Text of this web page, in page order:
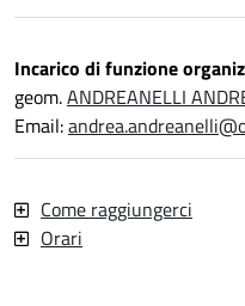
Incarico di funzione
geom.ANDREANELLI
Email:
Come raggiungerci
Orari